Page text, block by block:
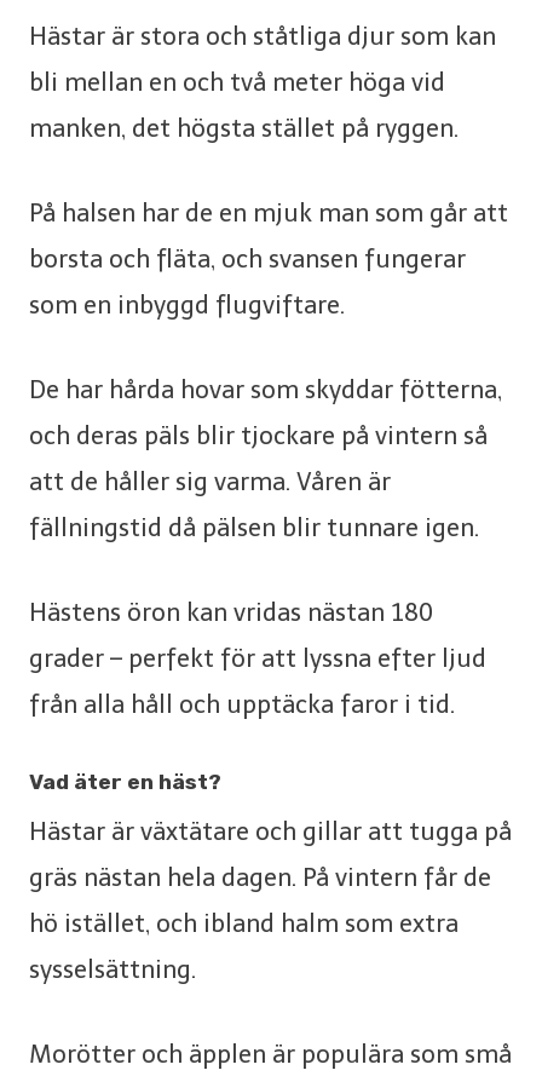
Hästar är stora och ståtliga djur som kan
bli mellan en och två meter höga vid
manken, det högsta stället på ryggen.
På halsen har de en mjuk man som går att
borsta och fläta, och svansen fungerar
som en inbyggd flugviftare.
De har hårda hovar som skyddar fötterna,
och deras päls blir tjockare på vintern så
att de håller sig varma. Våren är
fällningstid då pälsen blir tunnare igen.
Hästens öron kan vridas nästan 180
grader – perfekt för att lyssna efter ljud
från alla håll och upptäcka faror i tid.
Vad äter en häst?
Hästar är växtätare och gillar att tugga på
gräs nästan hela dagen. På vintern får de
hö istället, och ibland halm som extra
sysselsättning.
Morötter och äpplen är populära som små